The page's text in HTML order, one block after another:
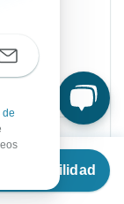
disponibilidad
por persona
de